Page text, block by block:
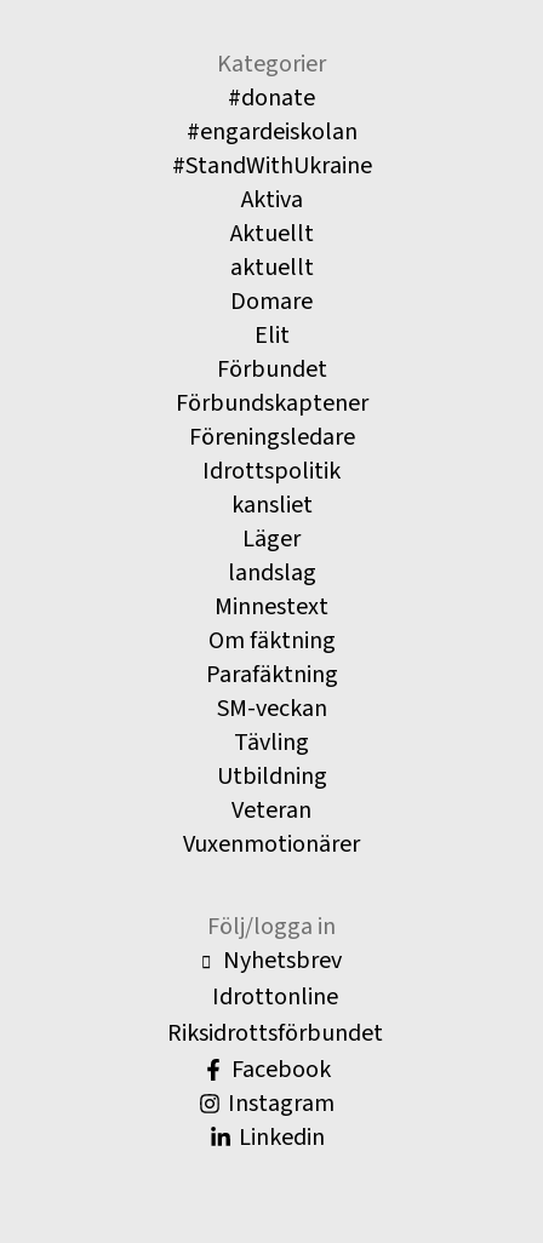
Kategorier
#donate
#engardeiskolan
#StandWithUkraine
Aktiva
Aktuellt
aktuellt
Domare
Elit
Förbundet
Förbundskaptener
Föreningsledare
Idrottspolitik
kansliet
Läger
landslag
Minnestext
Om fäktning
Parafäktning
SM-veckan
Tävling
Utbildning
Veteran
Vuxenmotionärer
Följ/logga in
Nyhetsbrev
Idrottonline
Riksidrottsförbundet
Facebook
Instagram
Linkedin